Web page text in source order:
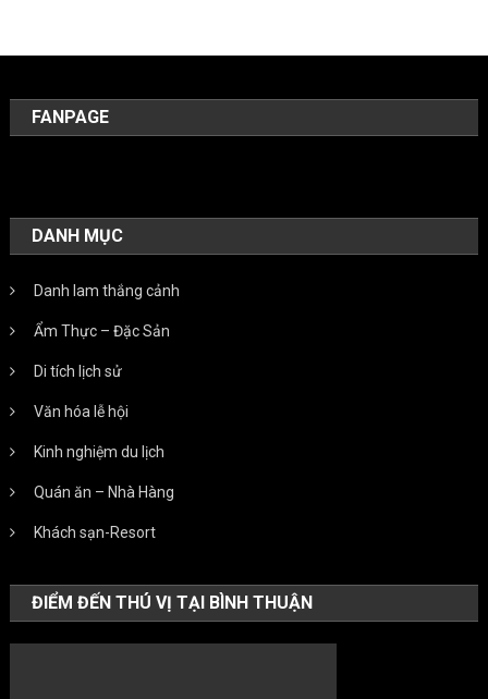
FANPAGE
DANH MỤC
Danh lam thắng cảnh
Ẩm Thực – Đặc Sản
Di tích lịch sử
Văn hóa lễ hội
Kinh nghiệm du lịch
Quán ăn – Nhà Hàng
Khách sạn-Resort
ĐIỂM ĐẾN THÚ VỊ TẠI BÌNH THUẬN